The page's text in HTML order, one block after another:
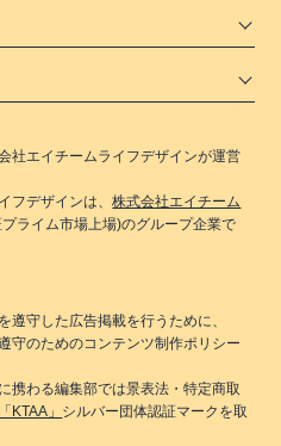
社エイチームライフデザインが運営
フデザインは、株式会社エイチーム
ライム市場上場)のグループ企業で
遵守した広告掲載を行うために、
守のためのコンテンツ制作ポリシー
携わる編集部では景表法・特定商取
KTAA」 シルバー団体認証マークを取